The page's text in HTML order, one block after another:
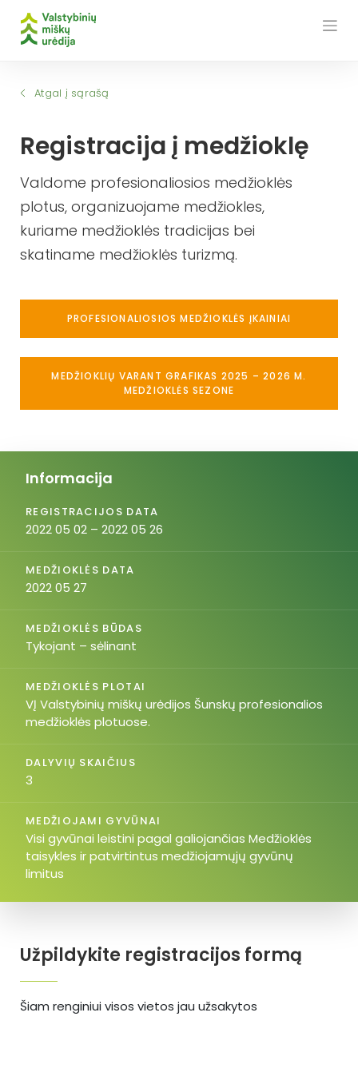
Atgal į sąrašą
Registracija į medžioklę
Valdome profesionaliosios medžioklės
plotus, organizuojame medžiokles,
kuriame medžioklės tradicijas bei
skatiname medžioklės turizmą.
PROFESIONALIOSIOS MEDŽIOKLĖS ĮKAINIAI
MEDŽIOKLIŲ VARANT GRAFIKAS 2025 – 2026 M.
MEDŽIOKLĖS SEZONE
Užpildykite registracijos formą
Šiam renginiui visos vietos jau užsakytos
Informacija
REGISTRACIJOS DATA
2022 05 02 – 2022 05 26
MEDŽIOKLĖS DATA
2022 05 27
MEDŽIOKLĖS BŪDAS
Tykojant – sėlinant
MEDŽIOKLĖS PLOTAI
VĮ Valstybinių miškų urėdijos Šunskų profesionalios
medžioklės plotuose.
DALYVIŲ SKAIČIUS
3
MEDŽIOJAMI GYVŪNAI
Visi gyvūnai leistini pagal galiojančias Medžioklės
taisykles ir patvirtintus medžiojamųjų gyvūnų
limitus